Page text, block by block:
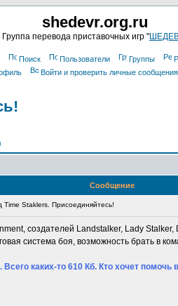
shedevr.org.ru
Группа перевода приставочных игр "
Поиск Пользователи Группы
Войти и проверить личные сообщения
Сообщение
Staklers. Присоединяйтесь!
создателей Landstalker, Lady
система боя, возможность брать в
каких-то 610 Кб. Кто хочет